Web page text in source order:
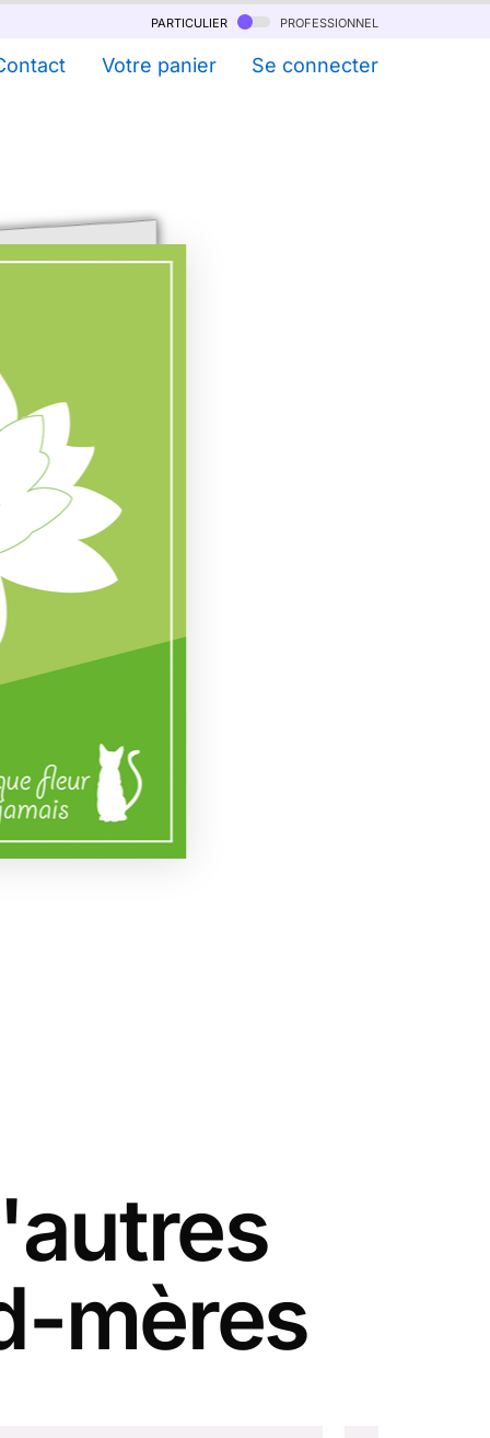
particulier professionnel
Votre panier Se connecter
mères